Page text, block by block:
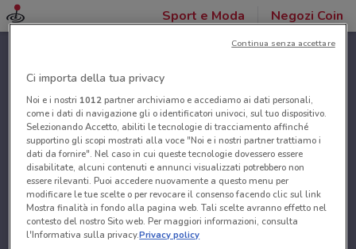
Sport e Moda Negozi Coin
Ci importa della tua privacy
Noi e i nostri 1012partner archiviamo e accediamo ai dati personali,
come i dati di navigazione gli o identificatori univoci, sul tuo dispositivo.
Selezionando Accetto, abiliti le tecnologie di tracciamento affinché
supportino gli scopi mostrati alla voce "Noi e i nostri partner trattiamo i
dati da fornire". Nel caso in cui queste tecnologie dovessero essere
disabilitate, alcuni contenuti e annunci visualizzati potrebbero non
essere rilevanti. Puoi accedere nuovamente a questo menu per
modificare le tue scelte o per revocare il consenso facendo clic sul link
Mostra finalità in fondo alla pagina web. Tali scelte avranno effetto nel
contesto del nostro Sito web. Per maggiori informazioni, consulta
l'Informativa sulla privacy.Privacy policy
Continua senza accettare